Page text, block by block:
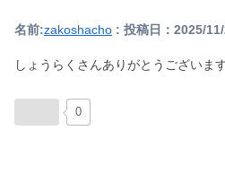
名前:zakoshacho : 投稿日：2025/
しょうらくさんありがとうございま
0